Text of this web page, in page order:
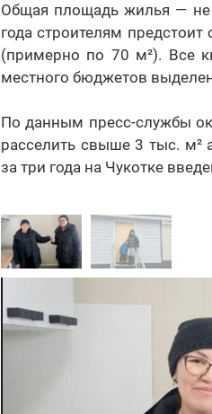
Общая площадь жилья — не
года строителям
(примерно по 70 м²). Все
местного бюджетов
По данным пресс-службы
расселить свыше 3 тыс. м²
за три года на Чукотке